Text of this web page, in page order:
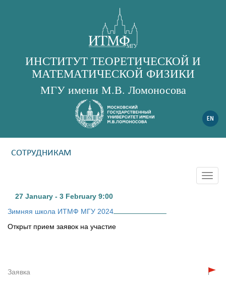
ИНСТИТУТ ТЕОРЕТИЧЕСКОЙ И
МАТЕМАТИЧЕСКОЙ ФИЗИКИ
МГУ имени М.В. Ломоносова
СОТРУДНИКАМ
27 January - 3 February 9:00
Зимняя школа ИТМФ МГУ 2024
Открыт прием заявок на участие
Заявка